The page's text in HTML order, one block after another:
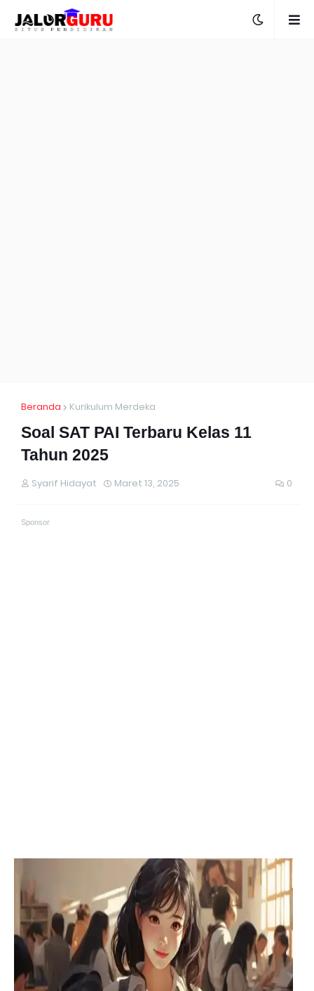
Beranda Kurikulum Merdeka
Soal SAT PAI Terbaru Kelas 11
Tahun 2025
Syarif Hidayat Maret 13, 2025 0
Sponsor